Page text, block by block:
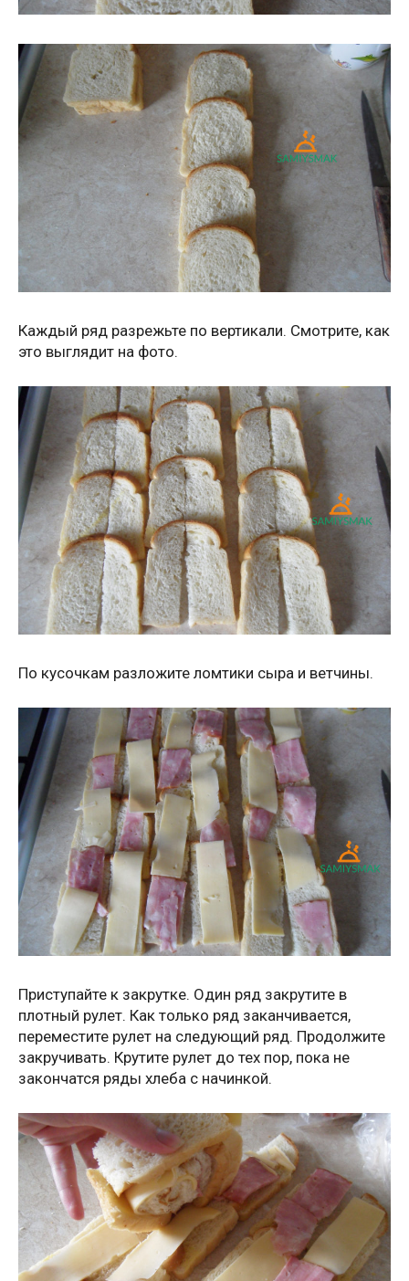
Каждый ряд разрежьте по вертикали. Смотрите, как
это выглядит на фото.
По кусочкам разложите ломтики сыра и ветчины.
Приступайте к закрутке. Один ряд закрутите в
плотный рулет. Как только ряд заканчивается,
переместите рулет на следующий ряд. Продолжите
закручивать. Крутите рулет до тех пор, пока не
закончатся ряды хлеба с начинкой.